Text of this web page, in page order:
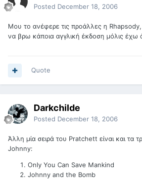
Posted December 18, 2006
Μου το ανέφερε τις προάλλες η
να βρω κάποια αγγλική έκδοση μόλις έχω
Quote
Darkchilde
Posted December 18, 2006
Άλλη μία σειρά του Pratchett είναι και τα
Johnny:
Only You Can Save Mankind
Johnny and the Bomb